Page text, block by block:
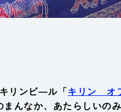
リンビ―ル「キリン オ
んなか、あたらしいのみ